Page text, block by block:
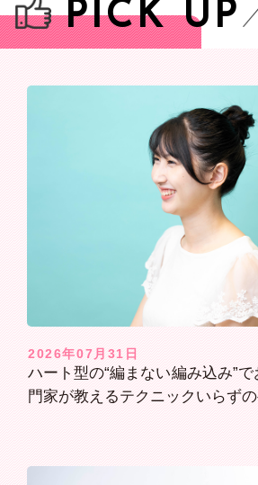
PICK UP
2026年07月31日
ハート型の“編まない編み込み”
門家が教えるテクニックいらず